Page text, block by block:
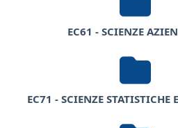
EC61 - SCIENZE
EC71 - SCIENZE STATISTICHE